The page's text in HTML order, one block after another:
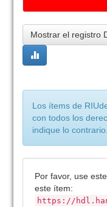
Mostrar el registro
Los ítems de
con todos los
indique lo contrario.
Por favor, use
este ítem:
https://